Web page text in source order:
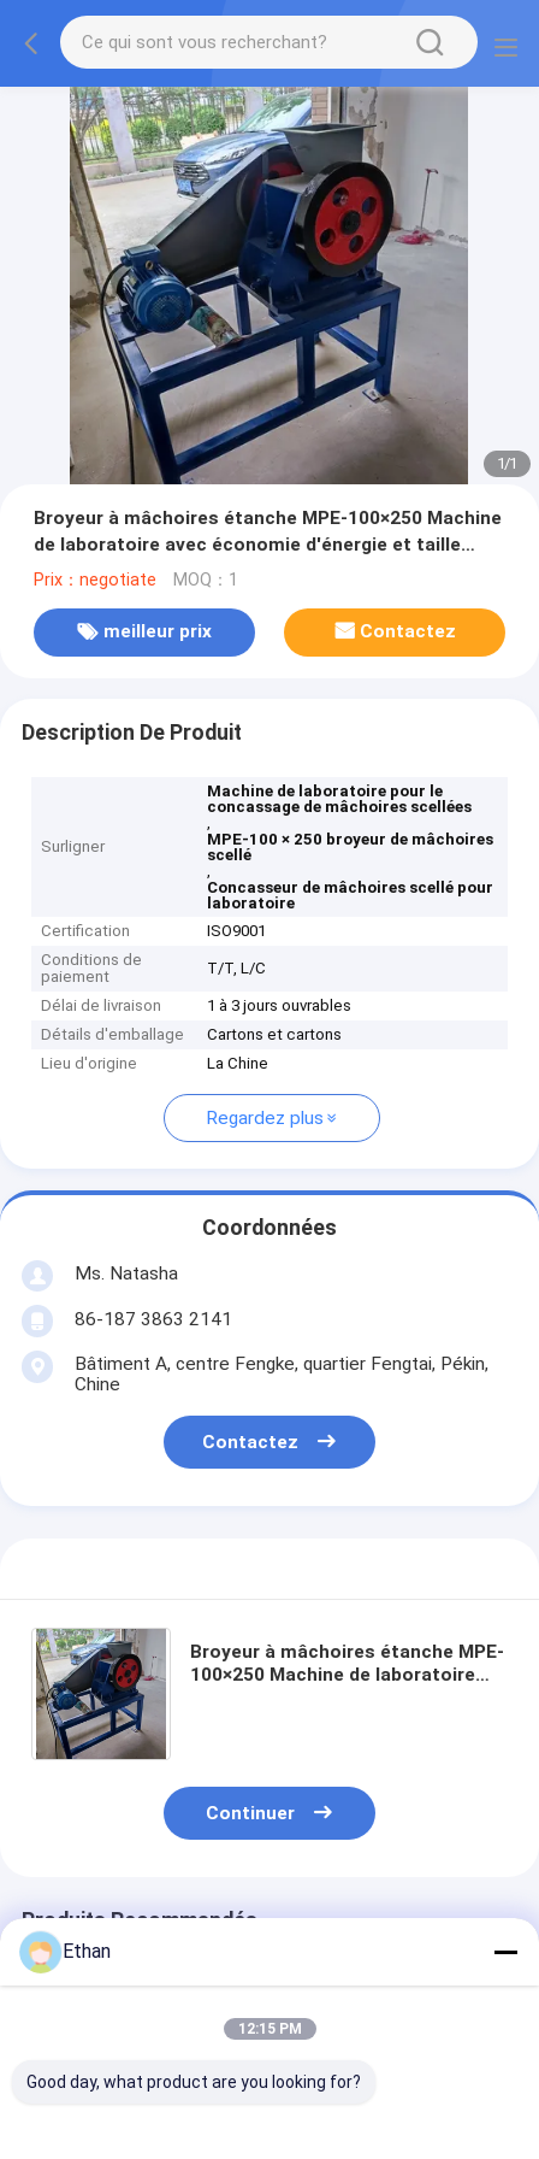
1/1
Broyeur à mâchoires étanche MPE-100×250 Machine
de laboratoire avec économie d'énergie et taille
d'entrée de 100×250mm
Prix：negotiate MOQ：1
meilleur prix Contactez
Description De Produit
Surligner
Machine de laboratoire pour le
concassage de mâchoires scellées
,
MPE-100 × 250 broyeur de mâchoires
scellé
,
Concasseur de mâchoires scellé pour
laboratoire
Certification
ISO9001
Conditions de
paiement
T/T, L/C
Délai de livraison
1 à 3 jours ouvrables
Détails d'emballage
Cartons et cartons
Lieu d'origine
La Chine
Regardez plus
Coordonnées
Ms. Natasha
86-187 3863 2141
Bâtiment A, centre Fengke, quartier Fengtai, Pékin,
Chine
Contactez
Broyeur à mâchoires étanche MPE-
100×250 Machine de laboratoire
Continuer
Produits Recommandés
Ethan
12:15 PM
Good day, what product are you looking for?